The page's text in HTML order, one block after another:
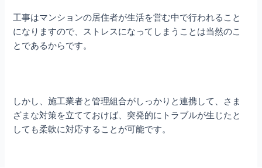
工事はマンションの居住者が生活を営む中で行われること
になりますので、ストレスになってしまうことは当然のこ
とであるからです。
しかし、施工業者と管理組合がしっかりと連携して、さま
ざまな対策を立てておけば、突発的にトラブルが生じたと
しても柔軟に対応することが可能です。